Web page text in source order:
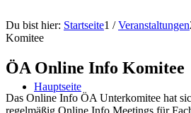
Hauptseite
Du bist hier: Startseite1 / Veranstaltungen
Komitee
ÖA Online Info Komitee
Das Online Info ÖA Unterkomitee hat
regelmäßig Online Info Meetings für